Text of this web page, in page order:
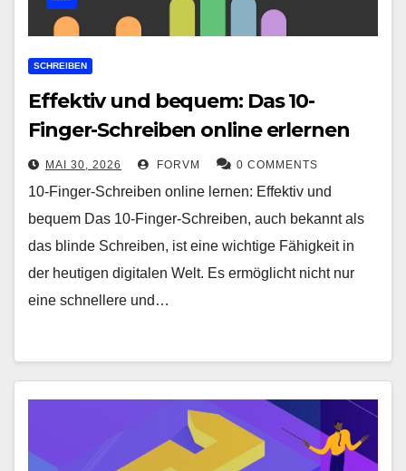
SCHREIBEN
Effektiv und bequem: Das 10-
Finger-Schreiben online erlernen
MAI 30, 2026 FORVM 0 COMMENTS
10-Finger-Schreiben online lernen: Effektiv und
bequem Das 10-Finger-Schreiben, auch bekannt als
das blinde Schreiben, ist eine wichtige Fähigkeit in
der heutigen digitalen Welt. Es ermöglicht nicht nur
eine schnellere und…